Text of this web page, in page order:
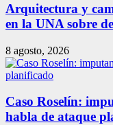
Arquitectura y
en la UNA sobre
8 agosto, 2026
Caso Roselín:
habla de ataque